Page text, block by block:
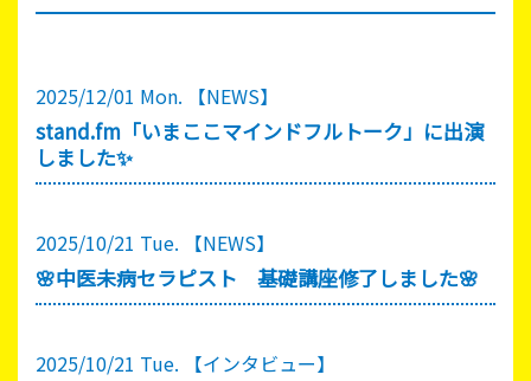
2025/12/01 Mon. 【NEWS】
stand.fm「いまここマインドフルトーク」に出演
しました✨
2025/10/21 Tue. 【NEWS】
🌸中医未病セラピスト 基礎講座修了しました🌸
2025/10/21 Tue. 【インタビュー】